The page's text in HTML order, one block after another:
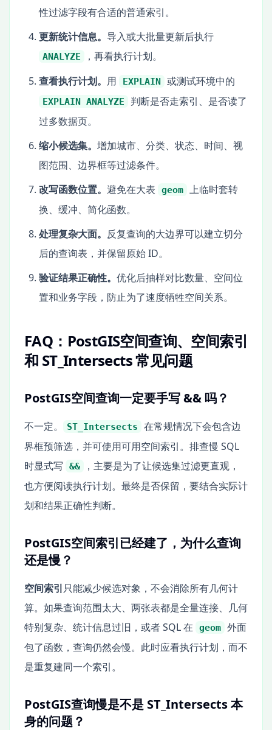
性过滤字段有合适的普通索引。
更新统计信息。 导入或大批量更新后执行
ANALYZE
，再看执行计划。
查看执行计划。 用 EXPLAIN 或测试环境中的
EXPLAIN ANALYZE
判断是否走索引、是否读了
过多数据页。
缩小候选集。 增加城市、分类、状态、时间、视
图范围、边界框等过滤条件。
改写函数位置。 避免在大表 geom 上临时套转
换、缓冲、简化函数。
处理复杂大面。 反复查询的大边界可以建立切分
后的查询表，并保留原始 ID。
验证结果正确性。 优化后抽样对比数量、空间位
置和业务字段，防止为了速度牺牲空间关系。
FAQ：PostGIS空间查询、空间索引
和 ST_Intersects 常见问题
PostGIS空间查询一定要手写 && 吗？
不一定。 ST_Intersects
在常规情况下会包含边
界框预筛选，并可使用可用空间索引。排查慢 SQL
时显式写
&&
，主要是为了让候选集过滤更直观，
也方便阅读执行计划。最终是否保留，要结合实际计
划和结果正确性判断。
PostGIS空间索引已经建了，为什么查询
还是慢？
空间索引只能减少候选对象，不会消除所有几何计
算。如果查询范围太大、两张表都是全量连接、几何
特别复杂、统计信息过旧，或者 SQL 在
geom 外面
包了函数，查询仍然会慢。此时应看执行计划，而不
是重复建同一个索引。
PostGIS查询慢是不是 ST_Intersects 本
身的问题？